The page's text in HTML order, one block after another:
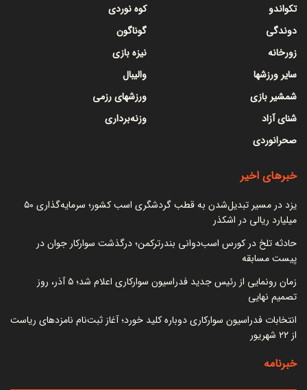
تکواندو
دوندگی
زورخانه
سایر ورزشها
شمشیر بازی
شنای آزاد
صحرانوردی
کوه نوردی
گوناگون
نیزه بازی
والیبال
ورزشهای رزمی
وزنه‌برداری
خبرهای اخیر
یزد در مسیر تبدیل‌شدن به قطب گردشگری اسب کشور؛ سرمایه‌گذاری ۵۰
میلیارد ریالی در اشکذر
حادثه تلخ در کورس اسب‌دوانی بندرترکمن؛ درگذشت سوارکار جوان در
پیست مسابقه
زمان رونمایی از رئیس جدید فدراسیون سوارکاری اعلام شد؛ ۵ آذر، روز
تصمیم نهایی
انتخابات فدراسیون سوارکاری دوباره کلید خورد؛ آغاز ثبت‌نام نامزدهای ریاست
از ۲۲ شهریور
خبرنامه